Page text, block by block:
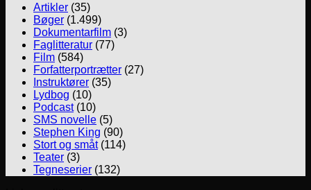
Artikler (35)
Bøger (1.499)
Dokumentarfilm (3)
Faglitteratur (77)
Film (584)
Forfatterportrætter (27)
Instruktører (35)
Lydbog (10)
Podcast(10)
SMS novelle (5)
Stephen King (90)
Stort og småt(114)
Teater (3)
Tegneserier (132)